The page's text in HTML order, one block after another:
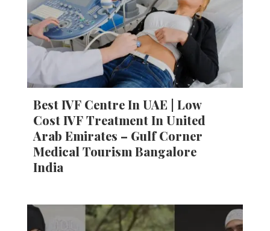
Best IVF Centre In UAE | Low
Cost IVF Treatment In United
Arab Emirates – Gulf Corner
Medical Tourism Bangalore
India